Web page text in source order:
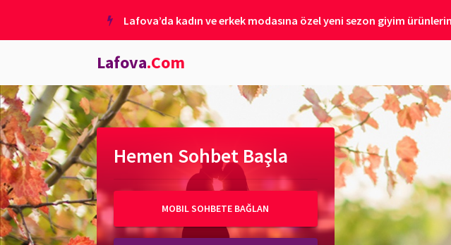
Lafova’da kadın ve erkek modasına özel yeni sezon giyim
Lafova.Com
Hemen Sohbet Başla
MOBIL SOHBETE BAĞLAN